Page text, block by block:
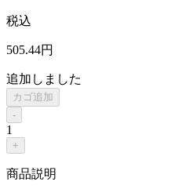
税込
505.44円
追加しました
カゴ追加
-
1
+
商品説明